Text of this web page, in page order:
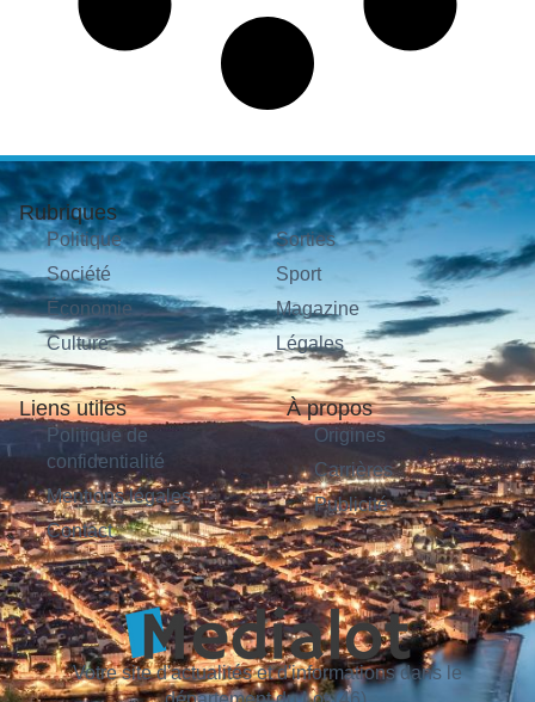
Rubriques
Politique
Société
Économie
Culture
Sorties
Sport
Magazine
Légales
Liens utiles
Politique de
confidentialité
Mentions légales
Contact
À propos
Origines
Carrières
Publicité
Votre site d'actualités et d'informations dans le